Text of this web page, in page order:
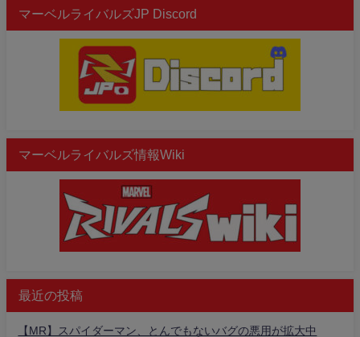
マーベルライバルズJP Discord
マーベルライバルズ情報Wiki
最近の投稿
【MR】スパイダーマン、とんでもないバグの悪用が拡大中